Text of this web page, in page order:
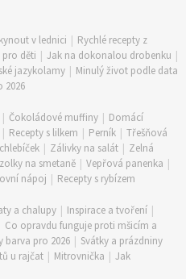
v lednici | Rychlé recepty z
děti | Jak na dokonalou drobenku |
jazykolamy | Minulý život podle data
2026
| Čokoládové muffiny | Domácí
| Recepty s lilkem | Perník | Třešňová
| Zálivky na salát | Zelná
na smetaně | Vepřová panenka |
nápoj | Recepty s rybízem
a chalupy | Inspirace a tvoření |
Co opravdu funguje proti mšicím a
barva pro 2026 | Svátky a prázdniny
u rajčat | Mitrovnička | Jak